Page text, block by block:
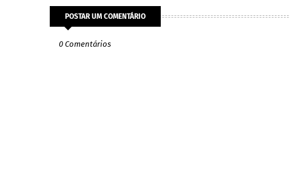
POSTAR UM COMENTÁRIO
0 Comentários